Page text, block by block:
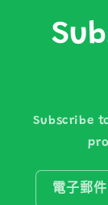
Subscribe
電子郵件